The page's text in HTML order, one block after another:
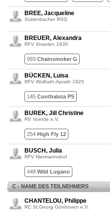
BREE, Jacqueline
Süttenbacher RSG
BREUER, Alexandra
RFV Straelen 1930
093 Chainsmoker G
BÜCKEN, Luisa
RFV Wülfrath-Aprath 1925
145 Conthalota PS
BUREK, Jill Christine
RV Voerde e.V.
254 High Fly 12
BUSCH, Julia
RFV Niermannshof
448 Wild Lugano
C - NAME DES TEILNEHMERS
CHANTELOU, Philippe
RC St.Georg Günhoven e.V.